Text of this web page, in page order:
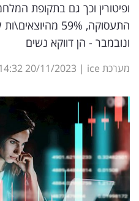
שיווק
ופרסום
משפט
מדדים
ומחקרים
רכילות
עסקית
ופיטורין וכך גם בתקופת
התעסוקה, 59%
ונובמבר - הן דווקא נשים
מערכת ice |
20/11/2023
14:32